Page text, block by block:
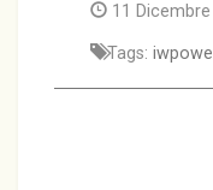
11
Tags: